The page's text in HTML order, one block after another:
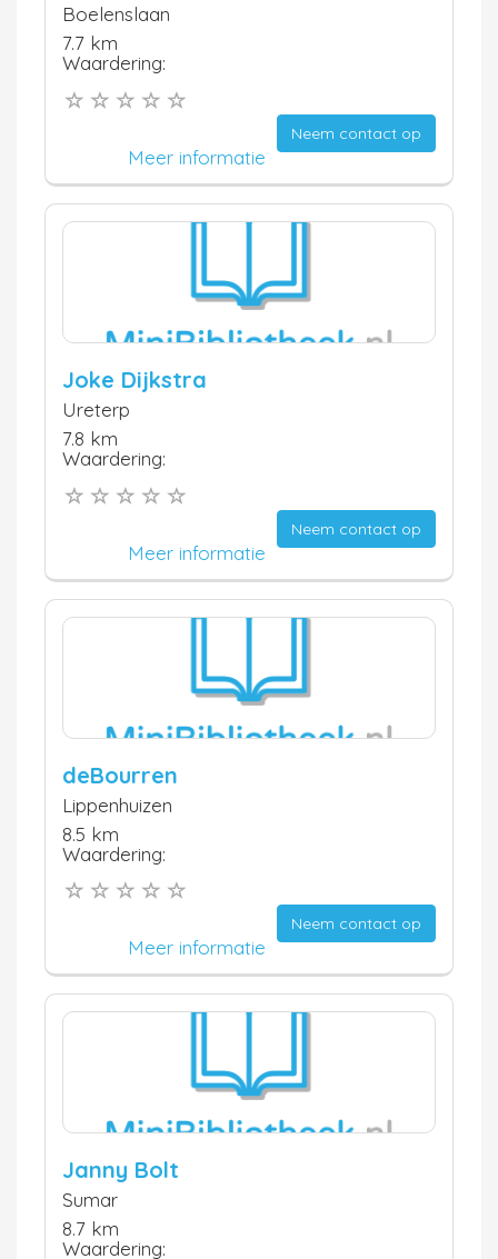
Boelenslaan
7.7 km
Waardering:
Neem contact op
Meer informatie
Joke Dijkstra
Ureterp
7.8 km
Waardering:
Neem contact op
Meer informatie
deBourren
Lippenhuizen
8.5 km
Waardering:
Neem contact op
Meer informatie
Janny Bolt
Sumar
8.7 km
Waardering: